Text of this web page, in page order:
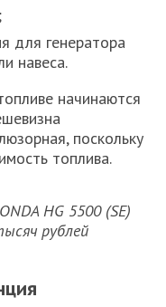
для генератора
навеса.
начинаются
поскольку
топлива.
HG 5500 (SE)
рублей